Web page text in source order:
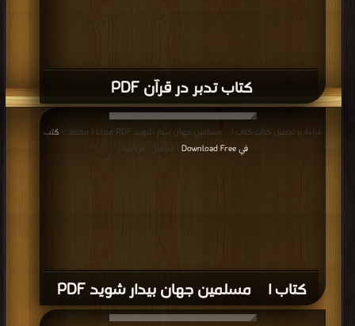
كتاب تدبر در قرآن PDF
كتاب ای مسلمین جهان بیدار شوید PDF
قراءة و تحميل كتاب كتاب ای مسلمین جهان بیدار شوید PDF مجانا | مكتبة >
كتب
في Download Free
| التحميل : مرة/مرات